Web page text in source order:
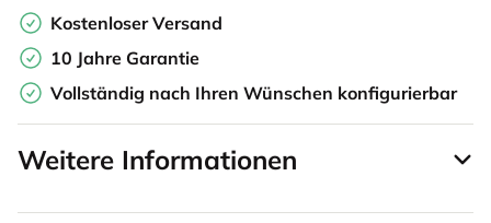
Kostenloser Versand
10 Jahre Garantie
Vollständig nach Ihren Wünschen konfigurierbar
Weitere Informationen